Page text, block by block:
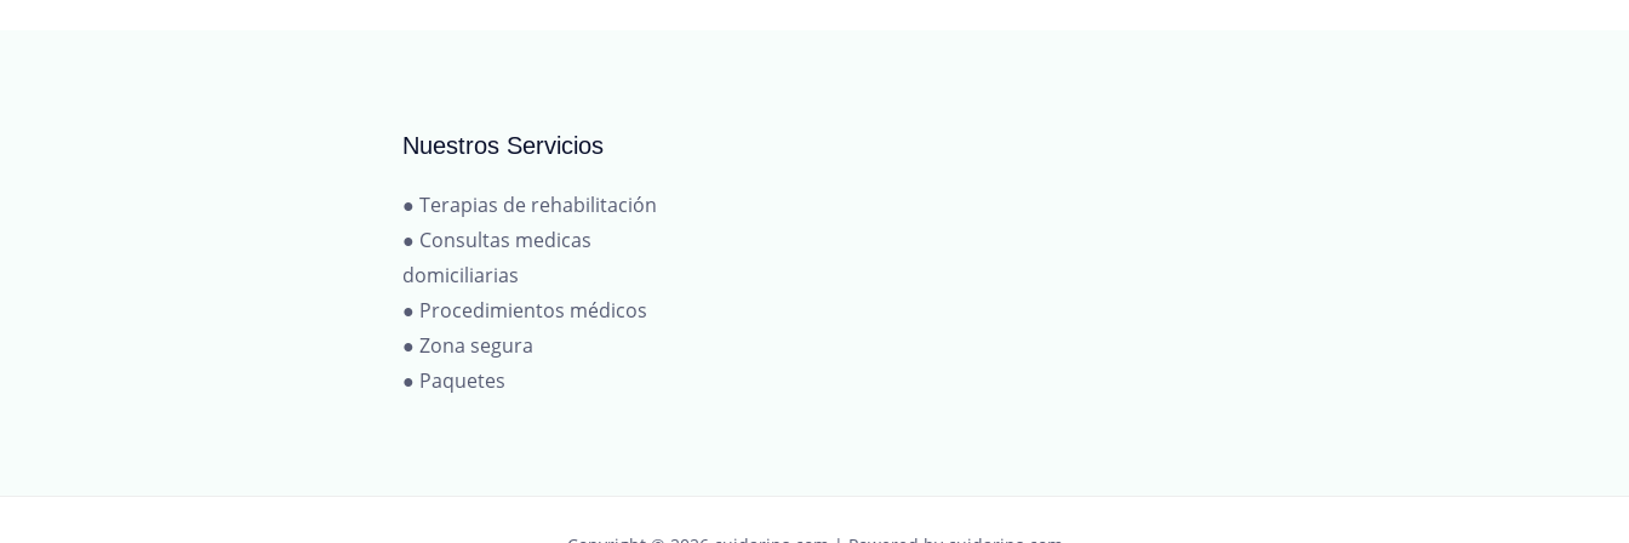
Nuestros Servicios
● Terapias de rehabilitación
● Consultas medicas
domiciliarias
● Procedimientos médicos
● Zona segura
● Paquetes